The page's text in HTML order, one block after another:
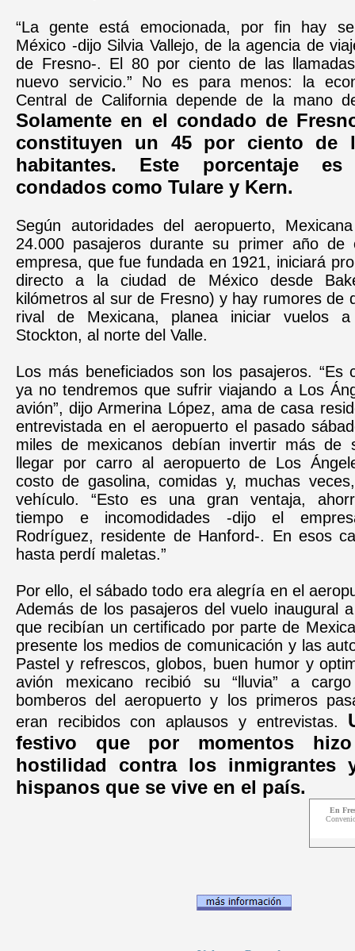
“La gente está emocionada, por fin hay
México -dijo Silvia Vallejo, de la agencia de
de Fresno-. El 80 por ciento de las
nuevo servicio.” No es para menos: la
Central de California depende de la mano
Solamente en el condado de
constituyen un 45 por ciento de
habitantes. Este porcentaje
condados como Tulare y Kern.
Según autoridades del aeropuerto,
24.000 pasajeros durante su primer año de
empresa, que fue fundada en 1921, iniciará
directo a la ciudad de México desde
kilómetros al sur de Fresno) y hay rumores de
rival de Mexicana, planea iniciar vuelos
Stockton, al norte del Valle.
Los más beneficiados son los pasajeros. “Es
ya no tendremos que sufrir viajando a Los
avión”, dijo Armerina López, ama de casa
entrevistada en el aeropuerto el pasado
miles de mexicanos debían invertir más de
llegar por carro al aeropuerto de Los
costo de gasolina, comidas y, muchas
vehículo. “Esto es una gran ventaja,
tiempo e incomodidades -dijo el
Rodríguez, residente de Hanford-. En esos
hasta perdí maletas.”
Por ello, el sábado todo era alegría en el
Además de los pasajeros del vuelo inaugural
que recibían un certificado por parte de
presente los medios de comunicación y las
Pastel y refrescos, globos, buen humor y
avión mexicano recibió su “lluvia” a
bomberos del aeropuerto y los primeros
eran recibidos con aplausos y entrevistas.
festivo que por momentos
hostilidad contra los inmigrantes
hispanos que se vive en el país.
En
C